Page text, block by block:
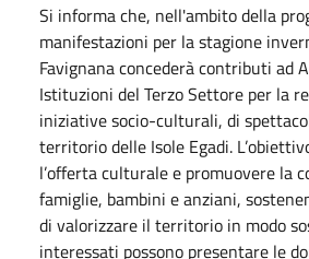
Si informa che, nell'ambito della
manifestazioni per la stagione
Favignana concederà contributi ad
Istituzioni del Terzo Settore per la
iniziative socio-culturali, di
territorio delle Isole Egadi.
l’offerta culturale e promuovere la
famiglie, bambini e anziani,
di valorizzare il territorio in modo
interessati possono presentare le